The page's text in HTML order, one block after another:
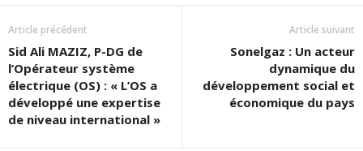
Article précédent
Sid Ali MAZIZ, P-DG de
l’Opérateur système
électrique (OS) : « L’OS a
développé une expertise
de niveau international »
Article suivant
Sonelgaz : Un acteur
dynamique du
développement social et
économique du pays